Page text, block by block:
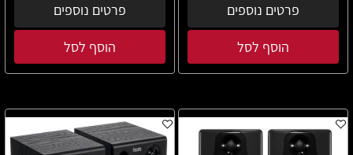
פרטים נוספים
הוסף לסל
פרטים נוספים
הוסף לסל